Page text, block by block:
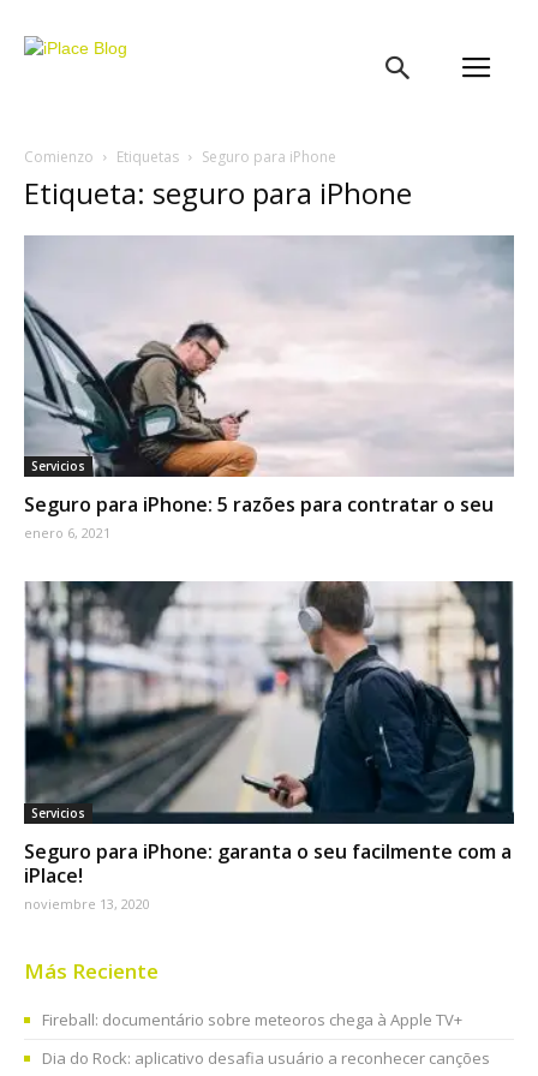
Comienzo Etiquetas Seguro para iPhone
Etiqueta: seguro para iPhone
Servicios
Seguro para iPhone: 5 razões para contratar o seu
enero 6, 2021
Servicios
Seguro para iPhone: garanta o seu facilmente com a
iPlace!
noviembre 13, 2020
Más Reciente
Fireball: documentário sobre meteoros chega à Apple TV+
Dia do Rock: aplicativo desafia usuário a reconhecer canções